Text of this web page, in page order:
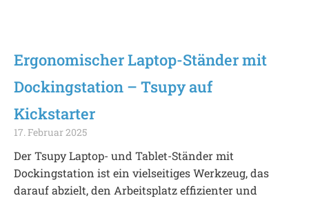
Ergonomischer Laptop-Ständer mit
Dockingstation – Tsupy auf
Kickstarter
17. Februar 2025
Der Tsupy Laptop- und Tablet-Ständer mit
Dockingstation ist ein vielseitiges Werkzeug, das
darauf abzielt, den Arbeitsplatz effizienter und